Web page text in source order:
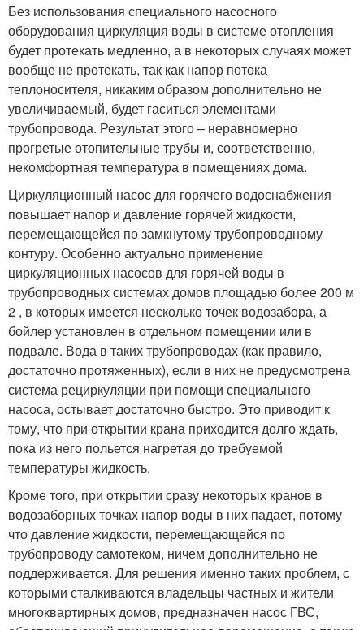
Без использования специального насосного
оборудования циркуляция воды в системе отопления
будет протекать медленно, а в некоторых случаях может
вообще не протекать, так как напор потока
теплоносителя, никаким образом дополнительно не
увеличиваемый, будет гаситься элементами
трубопровода. Результат этого – неравномерно
прогретые отопительные трубы и, соответственно,
некомфортная температура в помещениях дома.
Циркуляционный насос для горячего водоснабжения
повышает напор и давление горячей жидкости,
перемещающейся по замкнутому трубопроводному
контуру. Особенно актуально применение
циркуляционных насосов для горячей воды в
трубопроводных системах домов площадью более 200 м
2 , в которых имеется несколько точек водозабора, а
бойлер установлен в отдельном помещении или в
подвале. Вода в таких трубопроводах (как правило,
достаточно протяженных), если в них не предусмотрена
система рециркуляции при помощи специального
насоса, остывает достаточно быстро. Это приводит к
тому, что при открытии крана приходится долго ждать,
пока из него польется нагретая до требуемой
температуры жидкость.
Кроме того, при открытии сразу некоторых кранов в
водозаборных точках напор воды в них падает, потому
что давление жидкости, перемещающейся по
трубопроводу самотеком, ничем дополнительно не
поддерживается. Для решения именно таких проблем, с
которыми сталкиваются владельцы частных и жители
многоквартирных домов, предназначен насос ГВС,